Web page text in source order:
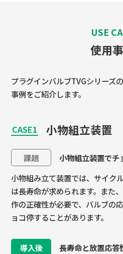
USE
使用
プラグインバルブTVGシリーズ
事例をご紹介します。
CASE1 小物組立装置
課題
小物組立装置でチ
小物組み立て装置では、サイク
は長寿命が求められます。また
作の正確性が必要で、バルブの
ョコ停することがあります。
導入後
長寿命と放置応答